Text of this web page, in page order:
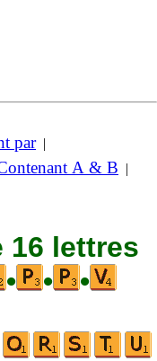
par|
A & B |
16 lettres
• • •